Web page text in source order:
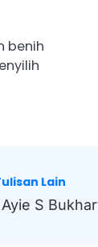
benih
Lain
S